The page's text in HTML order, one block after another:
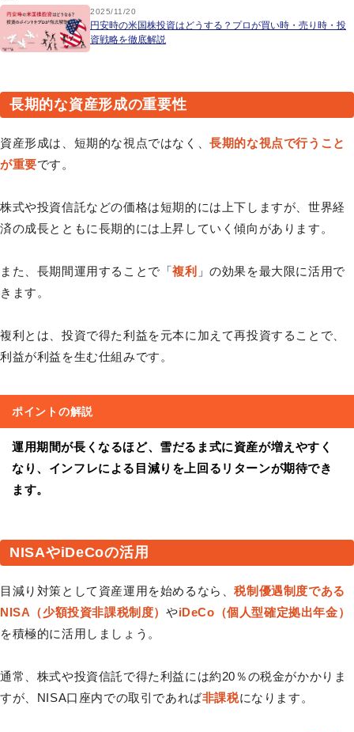
2025/11/20
円安時の米国株投資はどうする？プロが買い時・売り時・投
資戦略を徹底解説
長期的な資産形成の重要性
資産形成は、短期的な視点ではなく、長期的な視点で行うこと
が重要です。
株式や投資信託などの価格は短期的には上下しますが、世界経
済の成長とともに長期的には上昇していく傾向があります。
また、長期間運用することで「複利 」の効果を最大限に活用で
きます。
複利とは、投資で得た利益を元本に加えて再投資することで、
利益が利益を生む仕組みです。
ポイントの解説
運用期間が長くなるほど、雪だるま式に資産が増えやすく
なり、インフレによる目減りを上回るリターンが期待でき
ます。
NISAやiDeCoの活用
目減り対策として資産運用を始めるなら、税制優遇制度である
NISA（少額投資非課税制度） やiDeCo（個人型確定拠出年金）
を積極的に活用しましょう。
通常、株式や投資信託で得た利益には約20％の税金がかかりま
すが、NISA口座内での取引であれば非課税になります。